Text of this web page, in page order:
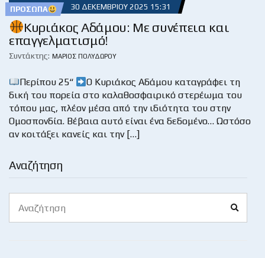
Αναζήτηση
for:
ΠΡΌΣΩΠΑ 30 ΔΕΚΕΜΒΡΊΟΥ 2025 15:31
Κυριάκος Αδάμου: Με συνέπεια και
επαγγελματισμό!
Συντάκτης: ΜΆΡΙΟΣ ΠΟΛΥΔΏΡΟΥ
Περίπου 25“
Ο Κυριάκος Αδάμου καταγράφει τη
δική του πορεία στο καλαθοσφαιρικό στερέωμα του
τόπου μας, πλέον μέσα από την ιδιότητα του στην
Ομοσπονδία. Βέβαια αυτό είναι ένα δεδομένο… Ωστόσο
αν κοιτάξει κανείς και την […]